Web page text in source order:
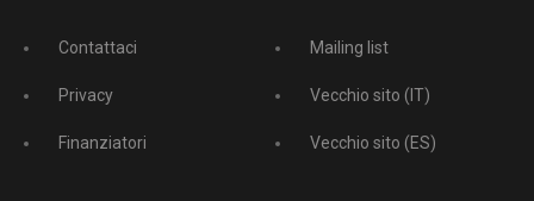
Contattaci
Privacy
Finanziatori
Mailing list
Vecchio sito (IT)
Vecchio sito (ES)